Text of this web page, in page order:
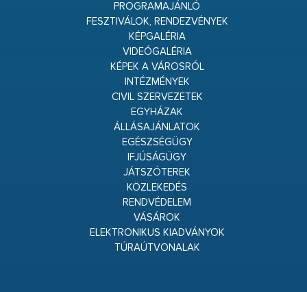
PROGRAMAJÁNLÓ
FESZTIVÁLOK, RENDEZVÉNYEK
KÉPGALÉRIA
VIDEÓGALÉRIA
KÉPEK A VÁROSRÓL
INTÉZMÉNYEK
CIVIL SZERVEZETEK
EGYHÁZAK
ÁLLÁSAJÁNLATOK
EGÉSZSÉGÜGY
IFJÚSÁGÜGY
JÁTSZÓTEREK
KÖZLEKEDÉS
RENDVÉDELEM
VÁSÁROK
ELEKTRONIKUS KIADVÁNYOK
TÚRAÚTVONALAK